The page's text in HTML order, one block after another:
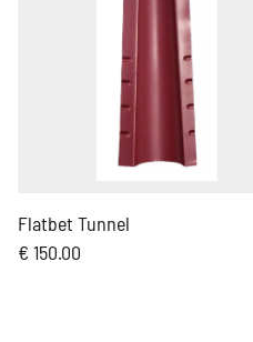
Flatbet Tunnel
€ 150.00